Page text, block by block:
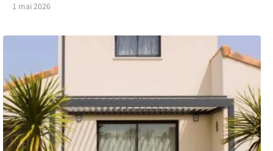
1 mai 2026